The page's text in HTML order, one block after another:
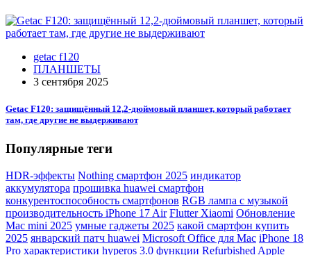
getac f120
ПЛАНШЕТЫ
3 сентября 2025
Getac F120: защищённый 12,2-дюймовый планшет, который работает
там, где другие не выдерживают
Популярные теги
HDR-эффекты Nothing смартфон 2025 индикатор
аккумулятора прошивка huawei смартфон
конкурентоспособность смартфонов RGB лампа с музыкой
производительность iPhone 17 Air Flutter Xiaomi Обновление
Mac mini 2025 умные гаджеты 2025 какой смартфон купить
2025 январский патч huawei Microsoft Office для Mac iPhone 18
Pro характеристики hyperos 3.0 функции Refurbished Apple